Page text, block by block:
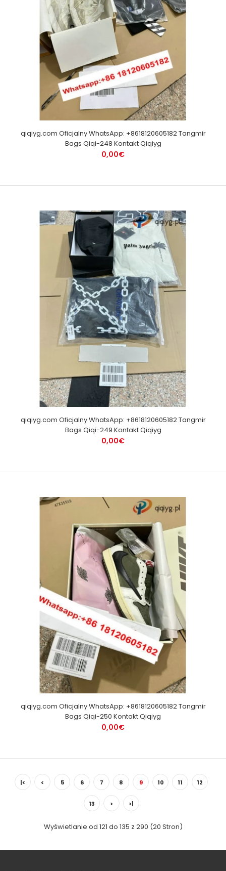
qiqiyg.com Oficjalny WhatsApp: +8618120605182 Tangmir
Bags Qiqi-248 Kontakt Qiqiyg
0,00€
qiqiyg.com Oficjalny WhatsApp: +8618120605182 Tangmir
Bags Qiqi-249 Kontakt Qiqiyg
0,00€
qiqiyg.com Oficjalny WhatsApp: +8618120605182 Tangmir
Bags Qiqi-250 Kontakt Qiqiyg
0,00€
|< < 5 6 7 8 9 10 11 12
13 > >|
Wyświetlanie od 121 do 135 z 290 (20 Stron)